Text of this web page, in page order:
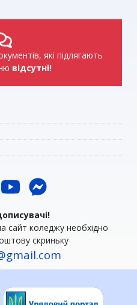
які підлягають
відсутні!
сайт коледжу необхідно
скриньку